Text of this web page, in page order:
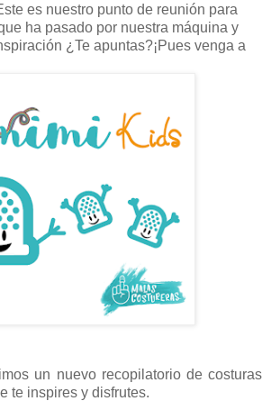
es nuestro punto de reunión para
ha pasado por nuestra máquina y
¿Te apuntas?¡Pues venga a
un nuevo recopilatorio de costuras
te inspires y disfrutes.